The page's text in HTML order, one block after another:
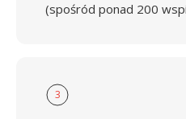
(spośród ponad 200
3